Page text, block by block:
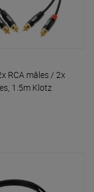
RCA mâles / 2x
1.5m Klotz